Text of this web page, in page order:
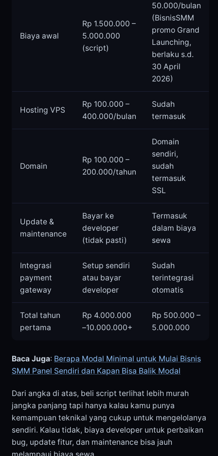
Biaya awal
Rp 1.500.000 –
5.000.000
(script)
50.000/bulan
(BisnisSMM
promo Grand
Launching,
berlaku s.d.
30 April
2026)
Hosting VPS
Rp 100.000 –
400.000/bulan
Sudah
termasuk
Domain
Rp 100.000 –
200.000/tahun
Domain
sendiri,
sudah
termasuk
SSL
Update &
maintenance
Bayar ke
developer
(tidak pasti)
Termasuk
dalam biaya
sewa
Integrasi
payment
gateway
Setup sendiri
atau bayar
developer
Sudah
terintegrasi
otomatis
Total tahun
pertama
Rp 4.000.000
–10.000.000+
Rp 500.000 –
5.000.000
Baca Juga: Berapa Modal Minimal untuk Mulai Bisnis
SMM Panel Sendiri dan Kapan Bisa Balik Modal
Dari angka di atas, beli script terlihat lebih murah
jangka panjang tapi hanya kalau kamu punya
kemampuan teknikal yang cukup untuk mengelolanya
sendiri. Kalau tidak, biaya developer untuk perbaikan
bug, update fitur, dan maintenance bisa jauh